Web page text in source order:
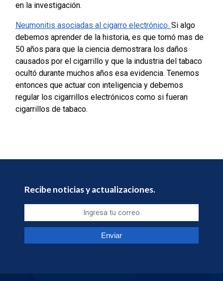
en la investigación.
Neumonitis asociadas al cigarro electrónico. Si algo
debemos aprender de la historia, es que tomó mas de
50 años para que la ciencia demostrara los daños
causados por el cigarrillo y que la industria del tabaco
ocultó durante muchos años esa evidencia. Tenemos
entonces que actuar con inteligencia y debemos
regular los cigarrillos electrónicos como si fueran
cigarrillos de tabaco.
Recibe noticias y actualizaciones.